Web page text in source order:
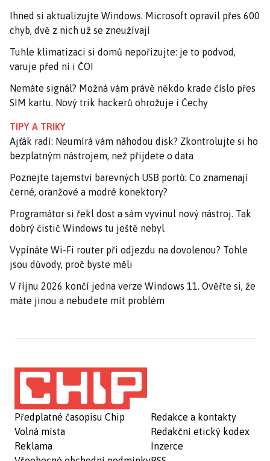
Ihned si aktualizujte Windows. Microsoft opravil přes 600
chyb, dvě z nich už se zneužívají
Tuhle klimatizaci si domů nepořizujte: je to podvod,
varuje před ní i ČOI
Nemáte signál? Možná vám právě někdo krade číslo přes
SIM kartu. Nový trik hackerů ohrožuje i Čechy
TIPY A TRIKY
Ajťák radí: Neumírá vám náhodou disk? Zkontrolujte si ho
bezplatným nástrojem, než přijdete o data
Poznejte tajemství barevných USB portů: Co znamenají
černé, oranžové a modré konektory?
Programátor si řekl dost a sám vyvinul nový nástroj. Tak
dobrý čistič Windows tu ještě nebyl
Vypínáte Wi-Fi router při odjezdu na dovolenou? Tohle
jsou důvody, proč byste měli
V říjnu 2026 končí jedna verze Windows 11. Ověřte si, že
máte jinou a nebudete mít problém
Předplatné časopisu Chip
Volná místa
Reklama
Redakce a kontakty
Redakční etický kodex
Inzerce